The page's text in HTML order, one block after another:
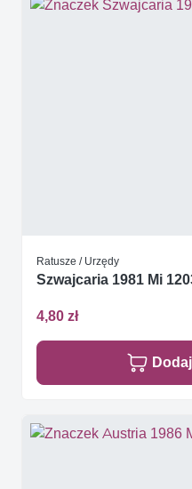
Ratusze / Urzędy
Szwajcaria 1981 Mi
4,80 zł